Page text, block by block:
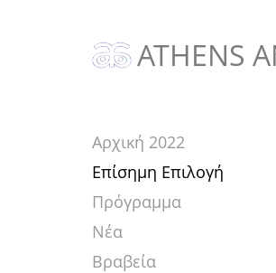
ATHENS
Αρχική 2022
Επίσημη Επιλογή
Πρόγραμμα
Νέα
Βραβεία